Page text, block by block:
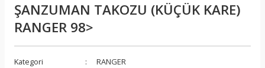
ŞANZUMAN TAKOZU (KÜÇÜK KARE)
RANGER 98>
Kategori
RANGER